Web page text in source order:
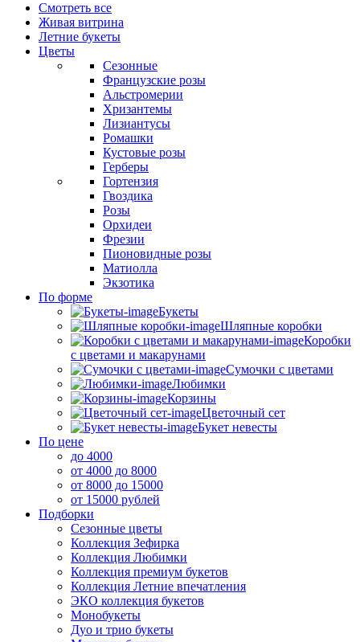
Смотреть все
Живая витрина
Летние букеты
Цветы
Сезонные
Французские розы
Альстромерии
Хризантемы
Лизиантусы
Ромашки
Кустовые розы
Герберы
Гортензия
Гвоздика
Розы
Орхидеи
Фрезии
Пионовидные розы
Матиолла
Экзотика
По форме
Букеты
Шляпные коробки
Коробки
с цветами и макарунами
Сумочки с цветами
Любимки
Корзины
Цветочный сет
Букет невесты
По цене
до 4000
от 4000 до 8000
от 8000 до 15000
от 15000 рублей
Подборки
Сезонные цветы
Коллекция Зефирка
Коллекция Любимки
Коллекция премиум букетов
Коллекция Летние впечатления
ЭКО коллекция букетов
Монобукеты
Дуо и трио букеты